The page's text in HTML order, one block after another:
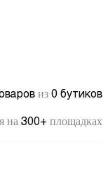
из 0 бутиков
на 300+ площадках